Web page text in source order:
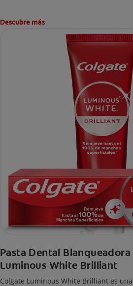
Descubre más
Pasta Dental
Luminous White Brilliant
Colgate Luminous White Brilliant es